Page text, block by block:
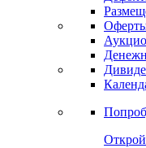
Календарь